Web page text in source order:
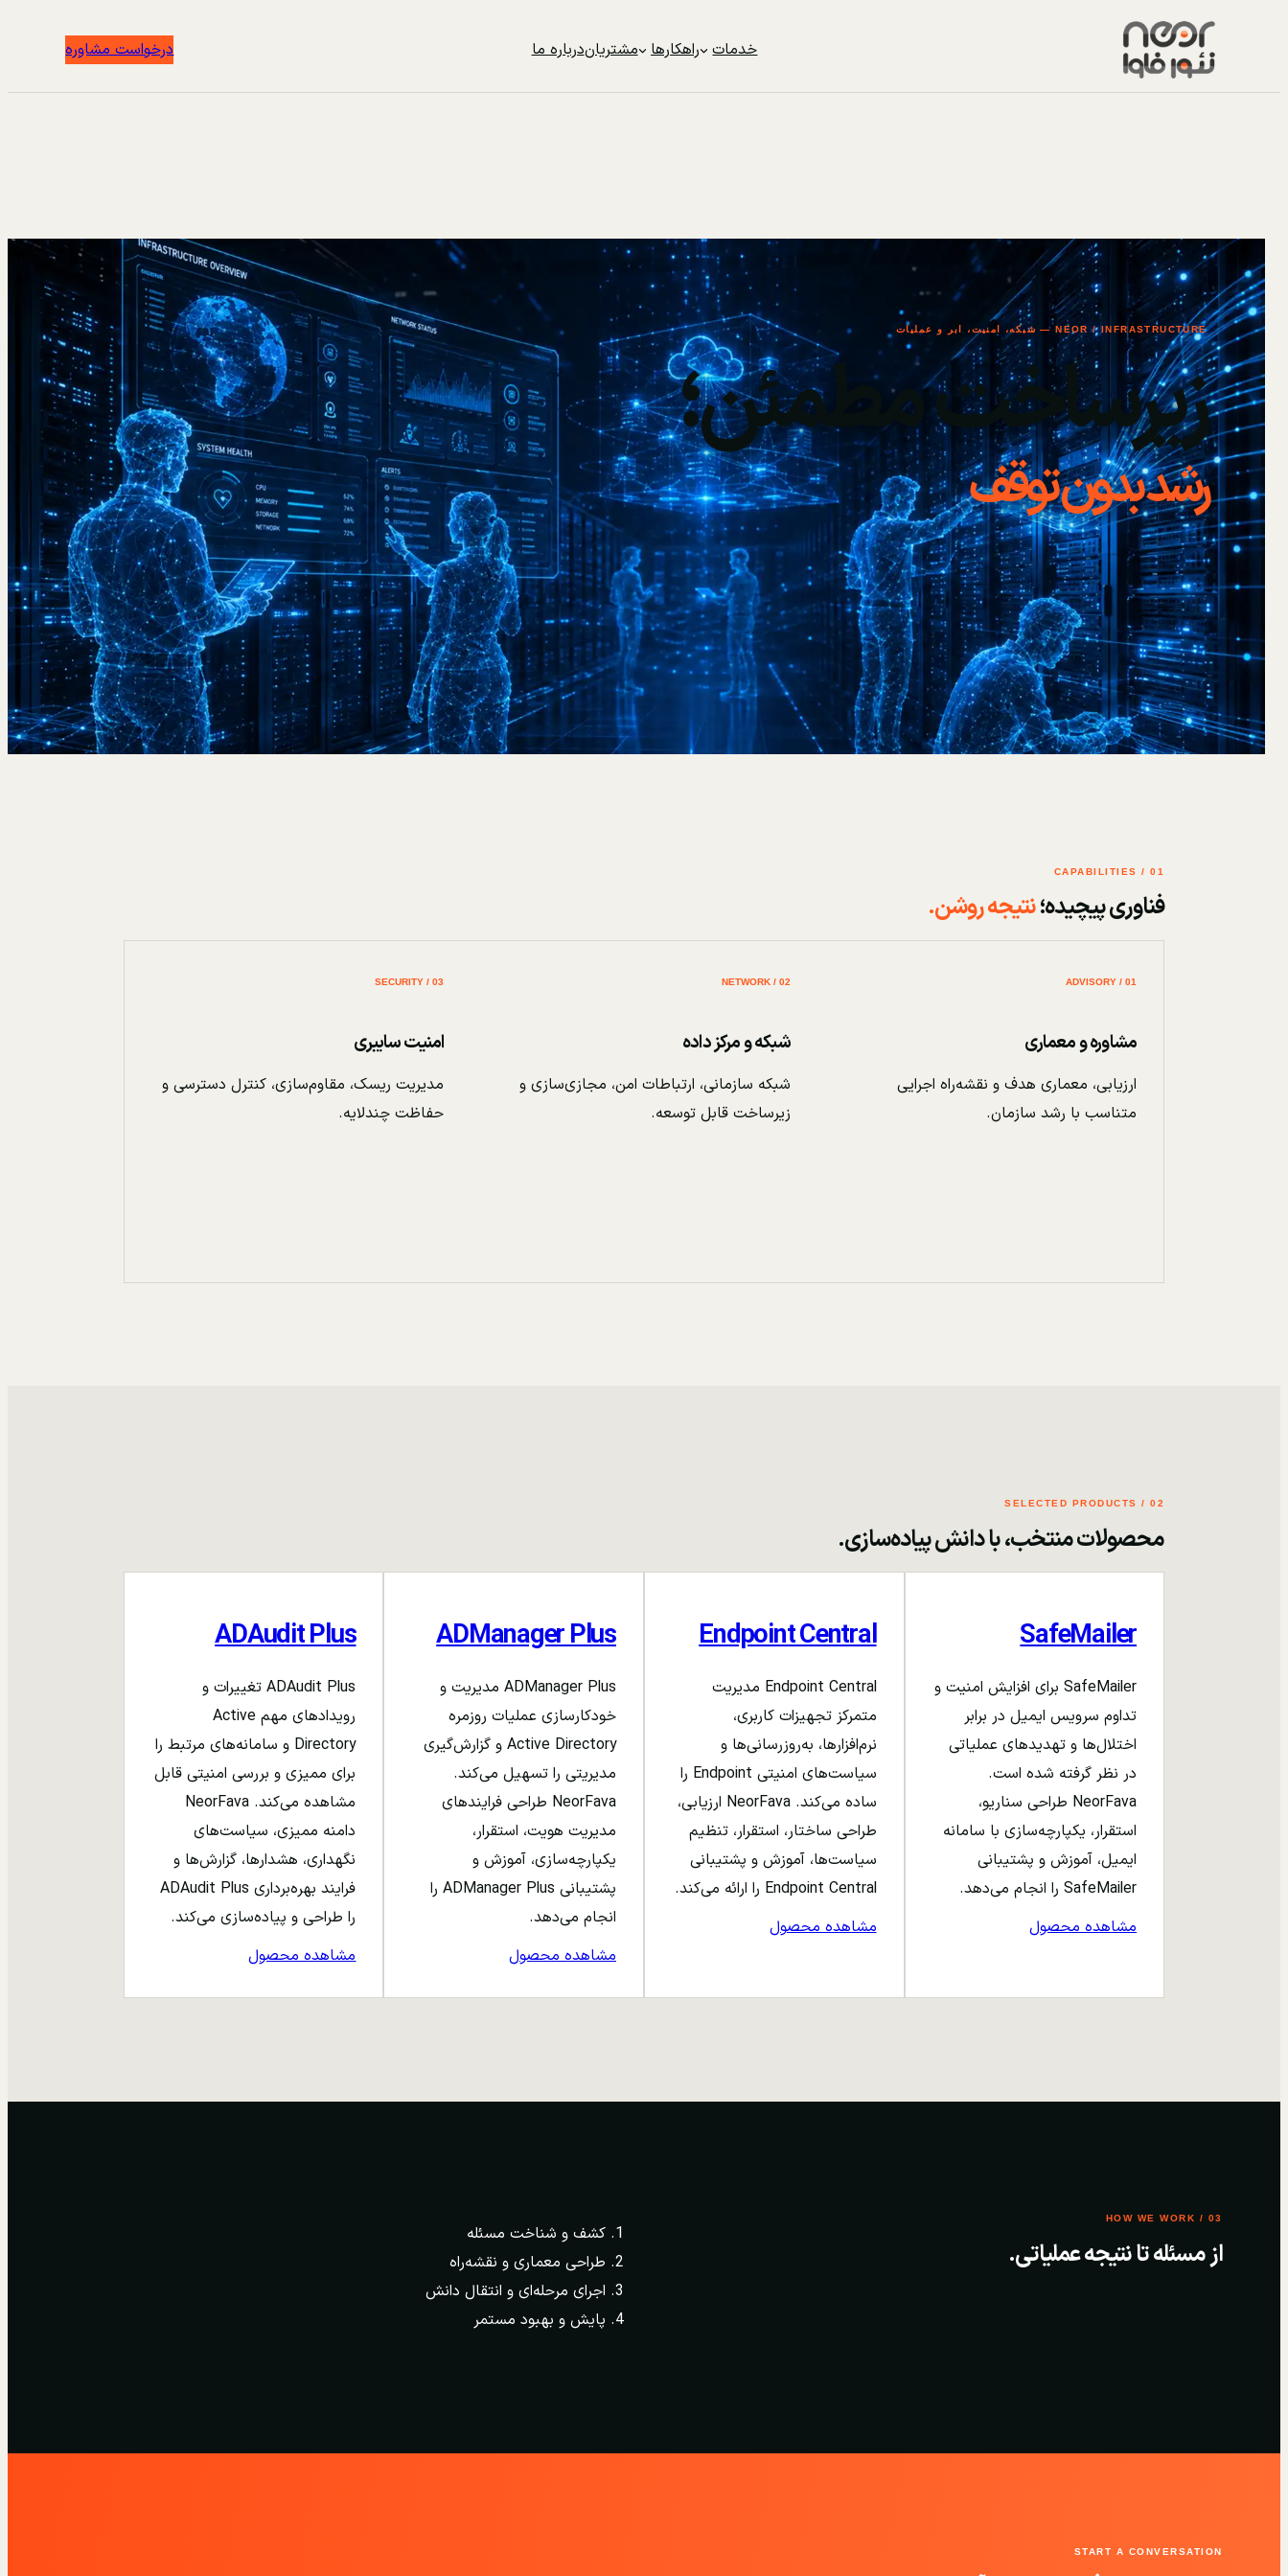
خدمات راهکارها مشتریاندرباره ما درخواست مشاوره
NEOR / INFRASTRUCTURE — شبکه، امنیت، ابر و عملیات
زیرساخت مطمئن؛
رشد بدون توقف
01 / CAPABILITIES
فناوری پیچیده؛نتیجه روشن.
01 / ADVISORY
مشاوره و معماری
ارزیابی، معماری هدف و نقشه‌راه اجرایی
متناسب با رشد سازمان.
02 / NETWORK
شبکه و مرکز داده
شبکه سازمانی، ارتباطات امن، مجازی‌سازی و
زیرساخت قابل توسعه.
03 / SECURITY
امنیت سایبری
مدیریت ریسک، مقاوم‌سازی، کنترل دسترسی و
حفاظت چندلایه.
02 / SELECTED PRODUCTS
محصولات منتخب، با دانش پیاده‌سازی.
SafeMailer
SafeMailer برای افزایش امنیت و
تداوم سرویس ایمیل در برابر
اختلال‌ها و تهدیدهای عملیاتی
در نظر گرفته شده است.
NeorFava طراحی سناریو،
استقرار، یکپارچه‌سازی با سامانه
ایمیل، آموزش و پشتیبانی
SafeMailer را انجام می‌دهد.
مشاهده محصول
Endpoint Central
Endpoint Central مدیریت
متمرکز تجهیزات کاربری،
نرم‌افزارها، به‌روزرسانی‌ها و
سیاست‌های امنیتی Endpoint را
ساده می‌کند. NeorFava ارزیابی،
طراحی ساختار، استقرار، تنظیم
سیاست‌ها، آموزش و پشتیبانی
Endpoint Central را ارائه می‌کند.
مشاهده محصول
ADManager Plus
ADManager Plus مدیریت و
خودکارسازی عملیات روزمره
Active Directory و گزارش‌گیری
مدیریتی را تسهیل می‌کند.
NeorFava طراحی فرایندهای
مدیریت هویت، استقرار،
یکپارچه‌سازی، آموزش و
پشتیبانی ADManager Plus را
انجام می‌دهد.
مشاهده محصول
ADAudit Plus
ADAudit Plus تغییرات و
رویدادهای مهم Active
Directory و سامانه‌های مرتبط را
برای ممیزی و بررسی امنیتی قابل
مشاهده می‌کند. NeorFava
دامنه ممیزی، سیاست‌های
نگهداری، هشدارها، گزارش‌ها و
فرایند بهره‌برداری ADAudit Plus
را طراحی و پیاده‌سازی می‌کند.
مشاهده محصول
03 / HOW WE WORK
از مسئله تا نتیجه عملیاتی.
کشف و شناخت مسئله
طراحی معماری و نقشه‌راه
اجرای مرحله‌ای و انتقال دانش
پایش و بهبود مستمر
START A CONVERSATION